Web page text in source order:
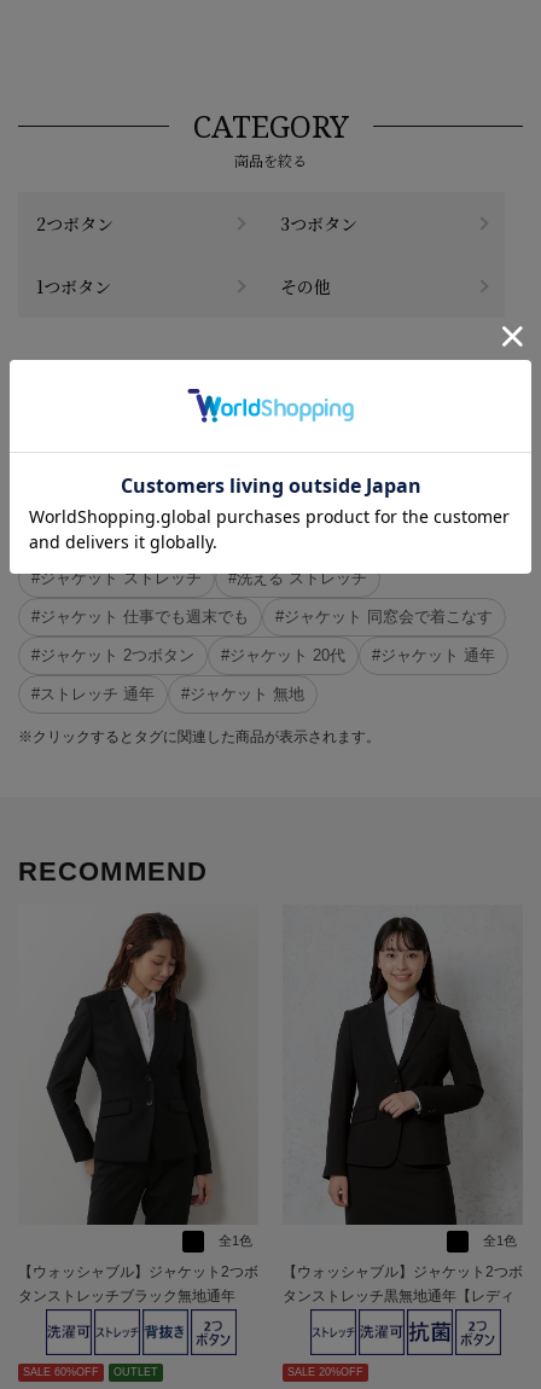
CATEGORY
商品を絞る
2つボタン 3つボタン
1つボタン その他
#万能ブラック無地レディース
#2点10%OFF、3点目以降20%OFF対象商品(l_st)
#レディススーツ #ジャケット 洗える
#ジャケット ストレッチ #洗える ストレッチ
#ジャケット 仕事でも週末でも #ジャケット 同窓会で着こなす
#ジャケット 2つボタン #ジャケット 20代 #ジャケット 通年
#ストレッチ 通年 #ジャケット 無地
※クリックするとタグに関連した商品が表示されます。
RECOMMEND
全1色
【ウォッシャブル】ジャケット2つボ
タンストレッチブラック無地通年
SALE 60%OFF OUTLET
全1色
【ウォッシャブル】ジャケット2つボ
タンストレッチ黒無地通年【レディ
SALE 20%OFF